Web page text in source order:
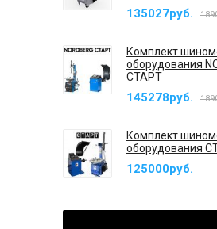
135027руб.
Комплект
оборудования
СТАРТ
145278руб.
Комплект
оборудования
125000руб.